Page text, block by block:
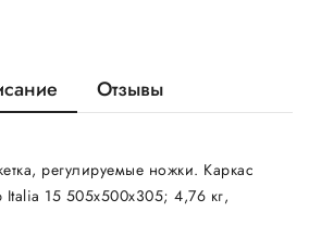
Отзывы
регулируемые ножки. Каркас
15 505х500х305; 4,76 кг,